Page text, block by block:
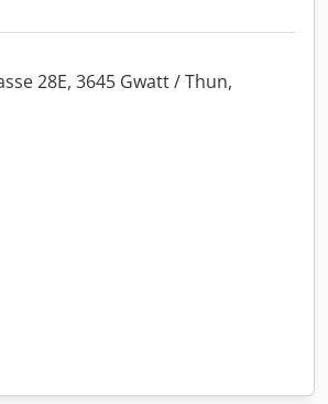
28E, 3645 Gwatt / Thun,